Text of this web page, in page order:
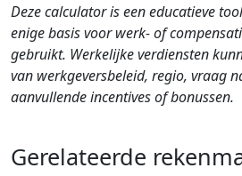
Deze calculator is een educatieve
enige basis voor werk- of
gebruikt. Werkelijke verdiensten
van werkgeversbeleid, regio, vraag
aanvullende incentives of bonussen.
Gerelateerde